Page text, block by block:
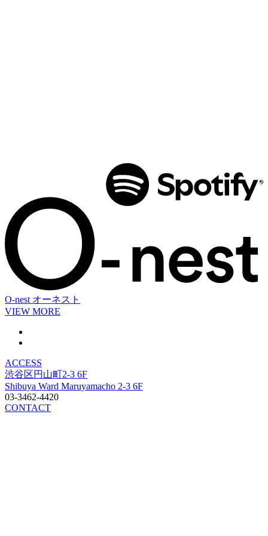
O-nest オーネスト
VIEW MORE
ACCESS
渋谷区円山町2-3 6F
Shibuya Ward Maruyamacho 2-3 6F
03-3462-4420
CONTACT